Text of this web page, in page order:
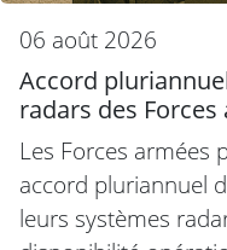
06 août 2026
Accord
radars des
Les Forces armées
accord pluriannuel
leurs systèmes